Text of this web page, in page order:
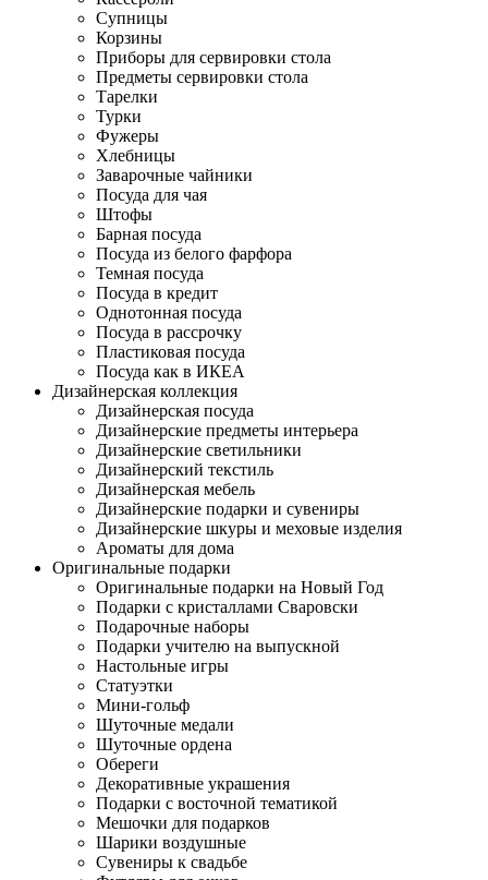
Супницы
Корзины
Приборы для сервировки стола
Предметы сервировки стола
Тарелки
Турки
Фужеры
Хлебницы
Заварочные чайники
Посуда для чая
Штофы
Барная посуда
Посуда из белого фарфора
Темная посуда
Посуда в кредит
Однотонная посуда
Посуда в рассрочку
Пластиковая посуда
Посуда как в ИКЕА
Дизайнерская коллекция
Дизайнерская посуда
Дизайнерские предметы интерьера
Дизайнерские светильники
Дизайнерский текстиль
Дизайнерская мебель
Дизайнерские подарки и сувениры
Дизайнерские шкуры и меховые изделия
Ароматы для дома
Оригинальные подарки
Оригинальные подарки на Новый Год
Подарки с кристаллами Сваровски
Подарочные наборы
Подарки учителю на выпускной
Настольные игры
Статуэтки
Мини-гольф
Шуточные медали
Шуточные ордена
Обереги
Декоративные украшения
Подарки с восточной тематикой
Мешочки для подарков
Шарики воздушные
Сувениры к свадьбе